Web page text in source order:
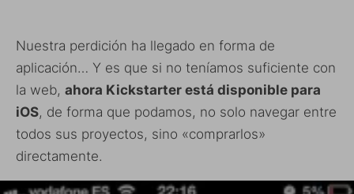
Nuestra perdición ha llegado en forma de
aplicación… Y es que si no teníamos suficiente con
la web, ahora Kickstarter está disponible para
iOS, de forma que podamos, no solo navegar entre
todos sus proyectos, sino «comprarlos»
directamente.